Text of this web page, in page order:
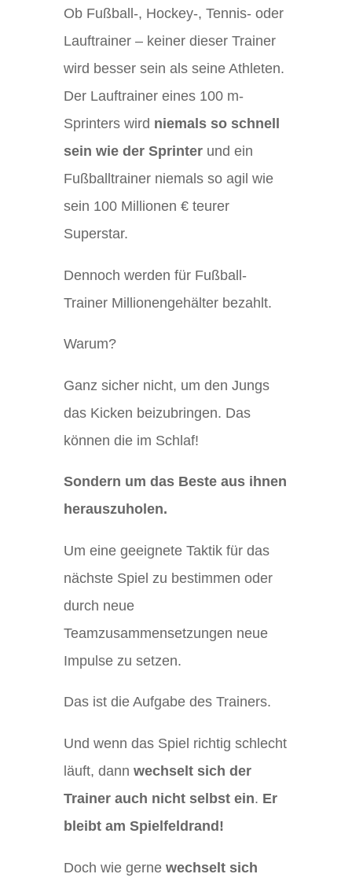
Ob Fußball-, Hockey-, Tennis- oder
Lauftrainer – keiner dieser Trainer
wird besser sein als seine Athleten.
Der Lauftrainer eines 100 m-
Sprinters wird niemals so schnell
sein wie der Sprinterund ein
Fußballtrainer niemals so agil wie
sein 100 Millionen € teurer
Superstar.
Dennoch werden für Fußball-
Trainer Millionengehälter bezahlt.
Warum?
Ganz sicher nicht, um den Jungs
das Kicken beizubringen. Das
können die im Schlaf!
Sondern um das Beste aus ihnen
herauszuholen.
Um eine geeignete Taktik für das
nächste Spiel zu bestimmen oder
durch neue
Teamzusammensetzungen neue
Impulse zu setzen.
Das ist die Aufgabe des Trainers.
Und wenn das Spiel richtig schlecht
läuft, dann wechselt sich der
Trainer auch nicht selbst ein. Er
bleibt am Spielfeldrand!
Doch wie gerne wechselt sich